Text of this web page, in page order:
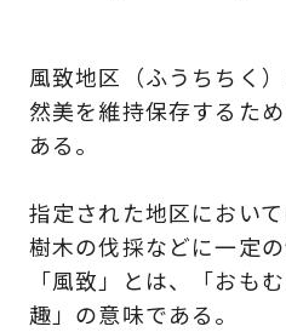
風致地区（ふうちちく
然美を維持保存するた
ある。
指定された地区におい
樹木の伐採などに一定
「風致」とは、「おも
趣」の意味である。